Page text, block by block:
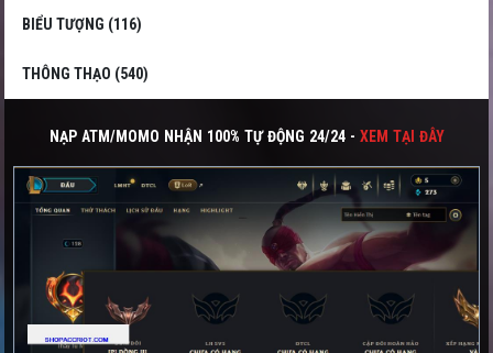
BIỂU TƯỢNG (116)
THÔNG THẠO (540)
NẠP ATM/MOMO NHẬN 100% TỰ ĐỘNG 24/24 - XEM TẠI ĐÂY